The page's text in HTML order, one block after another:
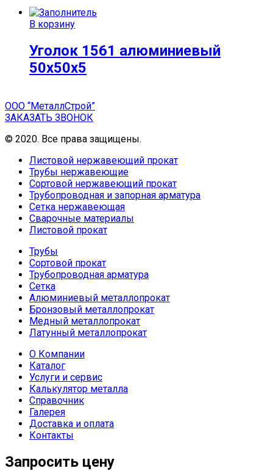
В корзину
Уголок 1561 алюминиевый
50х50х5
ООО “МеталлСтрой”
ЗАКАЗАТЬ ЗВОНОК
© 2020. Все права защищены.
Листовой нержавеющий прокат
Трубы нержавеющие
Сортовой нержавеющий прокат
Трубопроводная и запорная арматура
Сетка нержавеющая
Сварочные материалы
Листовой прокат
Трубы
Сортовой прокат
Трубопроводная арматура
Сетка
Алюминиевый металлопрокат
Бронзовый металлопрокат
Медный металлопрокат
Латунный металлопрокат
О Компании
Каталог
Услуги и сервис
Калькулятор металла
Справочник
Галерея
Доставка и оплата
Контакты
Запросить цену